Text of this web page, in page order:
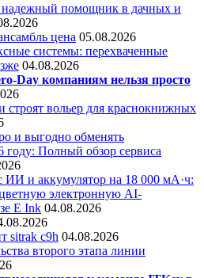
надежный помощник в дачных и
цена 05.08.2026
системы: перехваченные
04.08.2026
Day компаниям нельзя просто
строят вольер для краснокнижных
и выгодно обменять
году: Полный обзор сервиса
ИИ и аккумулятор на 18 000 мА·ч:
электронную AI-
E Ink 04.08.2026
sitrak c9h 04.08.2026
второго этапа линии